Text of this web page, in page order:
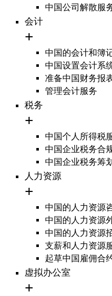
中国公司解散服
会计
中国的会计和簿
中国设置会计系
准备中国财务报
管理会计服务
税务
中国个人所得税
中国企业税务合
中国企业税务筹
人力资源
中国的人力资源
中国的人力资源
中国的人力资源
支薪和人力资源
起草中国雇佣合
虚拟办公室